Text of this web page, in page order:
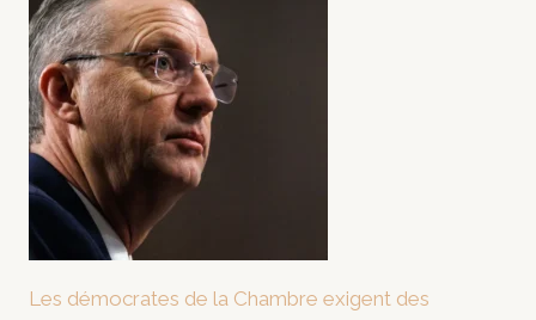
Les démocrates de la Chambre exigent des